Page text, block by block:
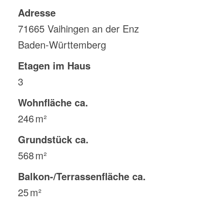
Adresse
71665 Vaihingen an der Enz
Baden-Württemberg
Etagen im Haus
3
Wohnfläche ca.
246 m²
Grund­stück ca.
568 m²
Balkon-/Terrassen­fläche ca.
25 m²